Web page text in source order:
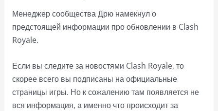
Менеджер сообщества Дрю намекнул о
предстоящей информации про обновлении в Clash
Royale.
Если вы следите за новостями Clash Royale, то
скорее всего вы подписаны на официальные
страницы игры. Но к сожалению там появляется не
вся информация, а именно что происходит за